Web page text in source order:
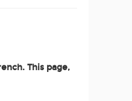
This page,